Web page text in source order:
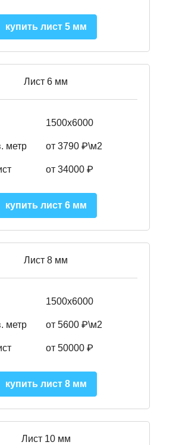
купить лист 5 мм
Лист 6 мм
1500х6000
метр от 3790 ₽\м2
от 34000 ₽
купить лист 6 мм
Лист 8 мм
1500х6000
метр от 5600 ₽\м2
от 50000 ₽
купить лист 8 мм
Лист 10 мм